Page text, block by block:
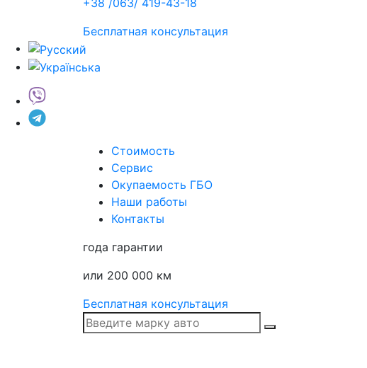
+38 /063/ 419-43-18
Бесплатная консультация
Стоимость
Сервис
Окупаемость ГБО
Наши работы
Контакты
года гарантии
или 200 000 км
Бесплатная консультация